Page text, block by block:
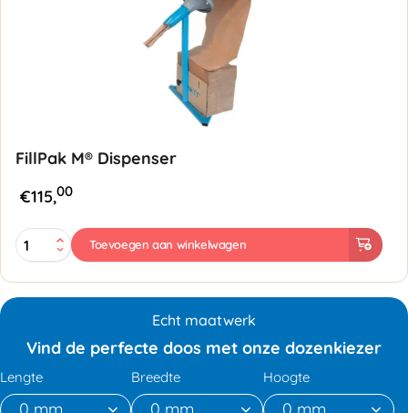
FillPak M® Dispenser
€115,00
FillPak
M®
aantal
Toevoegen aan winkelwagen
Echt maatwerk
Vind de perfecte doos met onze dozenkiezer
Lengte Breedte Hoogte